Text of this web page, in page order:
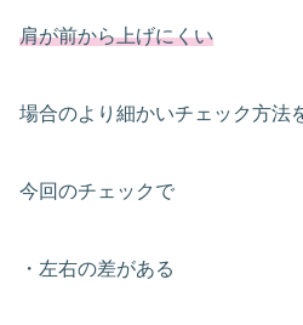
肩が前から上げにくい
場合のより細かいチェック方法
今回のチェックで
・左右の差がある